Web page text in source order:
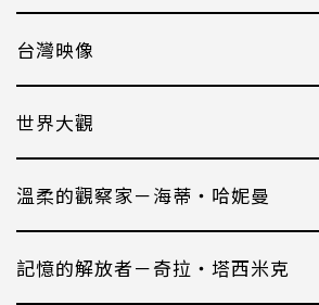
台灣映像
世界大觀
溫柔的觀察家－海蒂・哈妮曼
記憶的解放者－奇拉・塔西米克